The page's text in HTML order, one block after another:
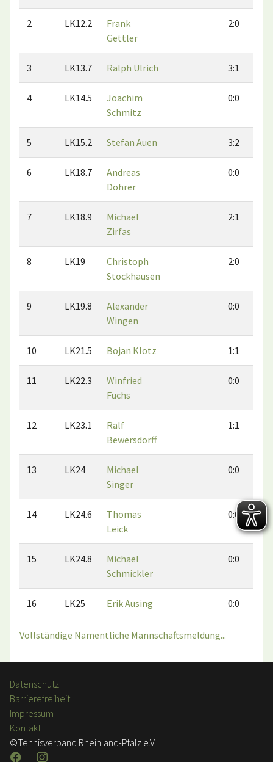
2 LK12.2
Frank
Gettler
2:0
3 LK13.7 Ralph Ulrich 3:1
4 LK14.5
Joachim
Schmitz
0:0
5 LK15.2 Stefan Auen 3:2
6 LK18.7
Andreas
Döhrer
0:0
7 LK18.9
Michael
Zirfas
2:1
8 LK19
Christoph
Stockhausen
2:0
9 LK19.8
Alexander
Wingen
0:0
10 LK21.5 Bojan Klotz 1:1
11 LK22.3
Winfried
Fuchs
0:0
12 LK23.1
Ralf
Bewersdorff
1:1
13 LK24
Michael
Singer
0:0
14 LK24.6
Thomas
Leick
0:0
15 LK24.8
Michael
Schmickler
0:0
16 LK25 Erik Ausing 0:0
Vollständige Namentliche Mannschaftsmeldung...
Datenschutz
Barrierefreiheit
Impressum
Kontakt
©Tennisverband Rheinland-Pfalz e.V.